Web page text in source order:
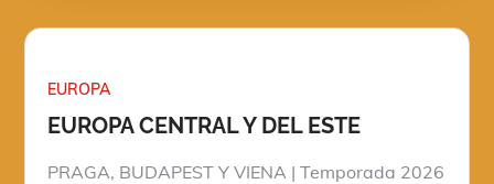
EUROPA
EUROPA CENTRAL Y DEL ESTE
PRAGA, BUDAPEST Y VIENA | Temporada 2026